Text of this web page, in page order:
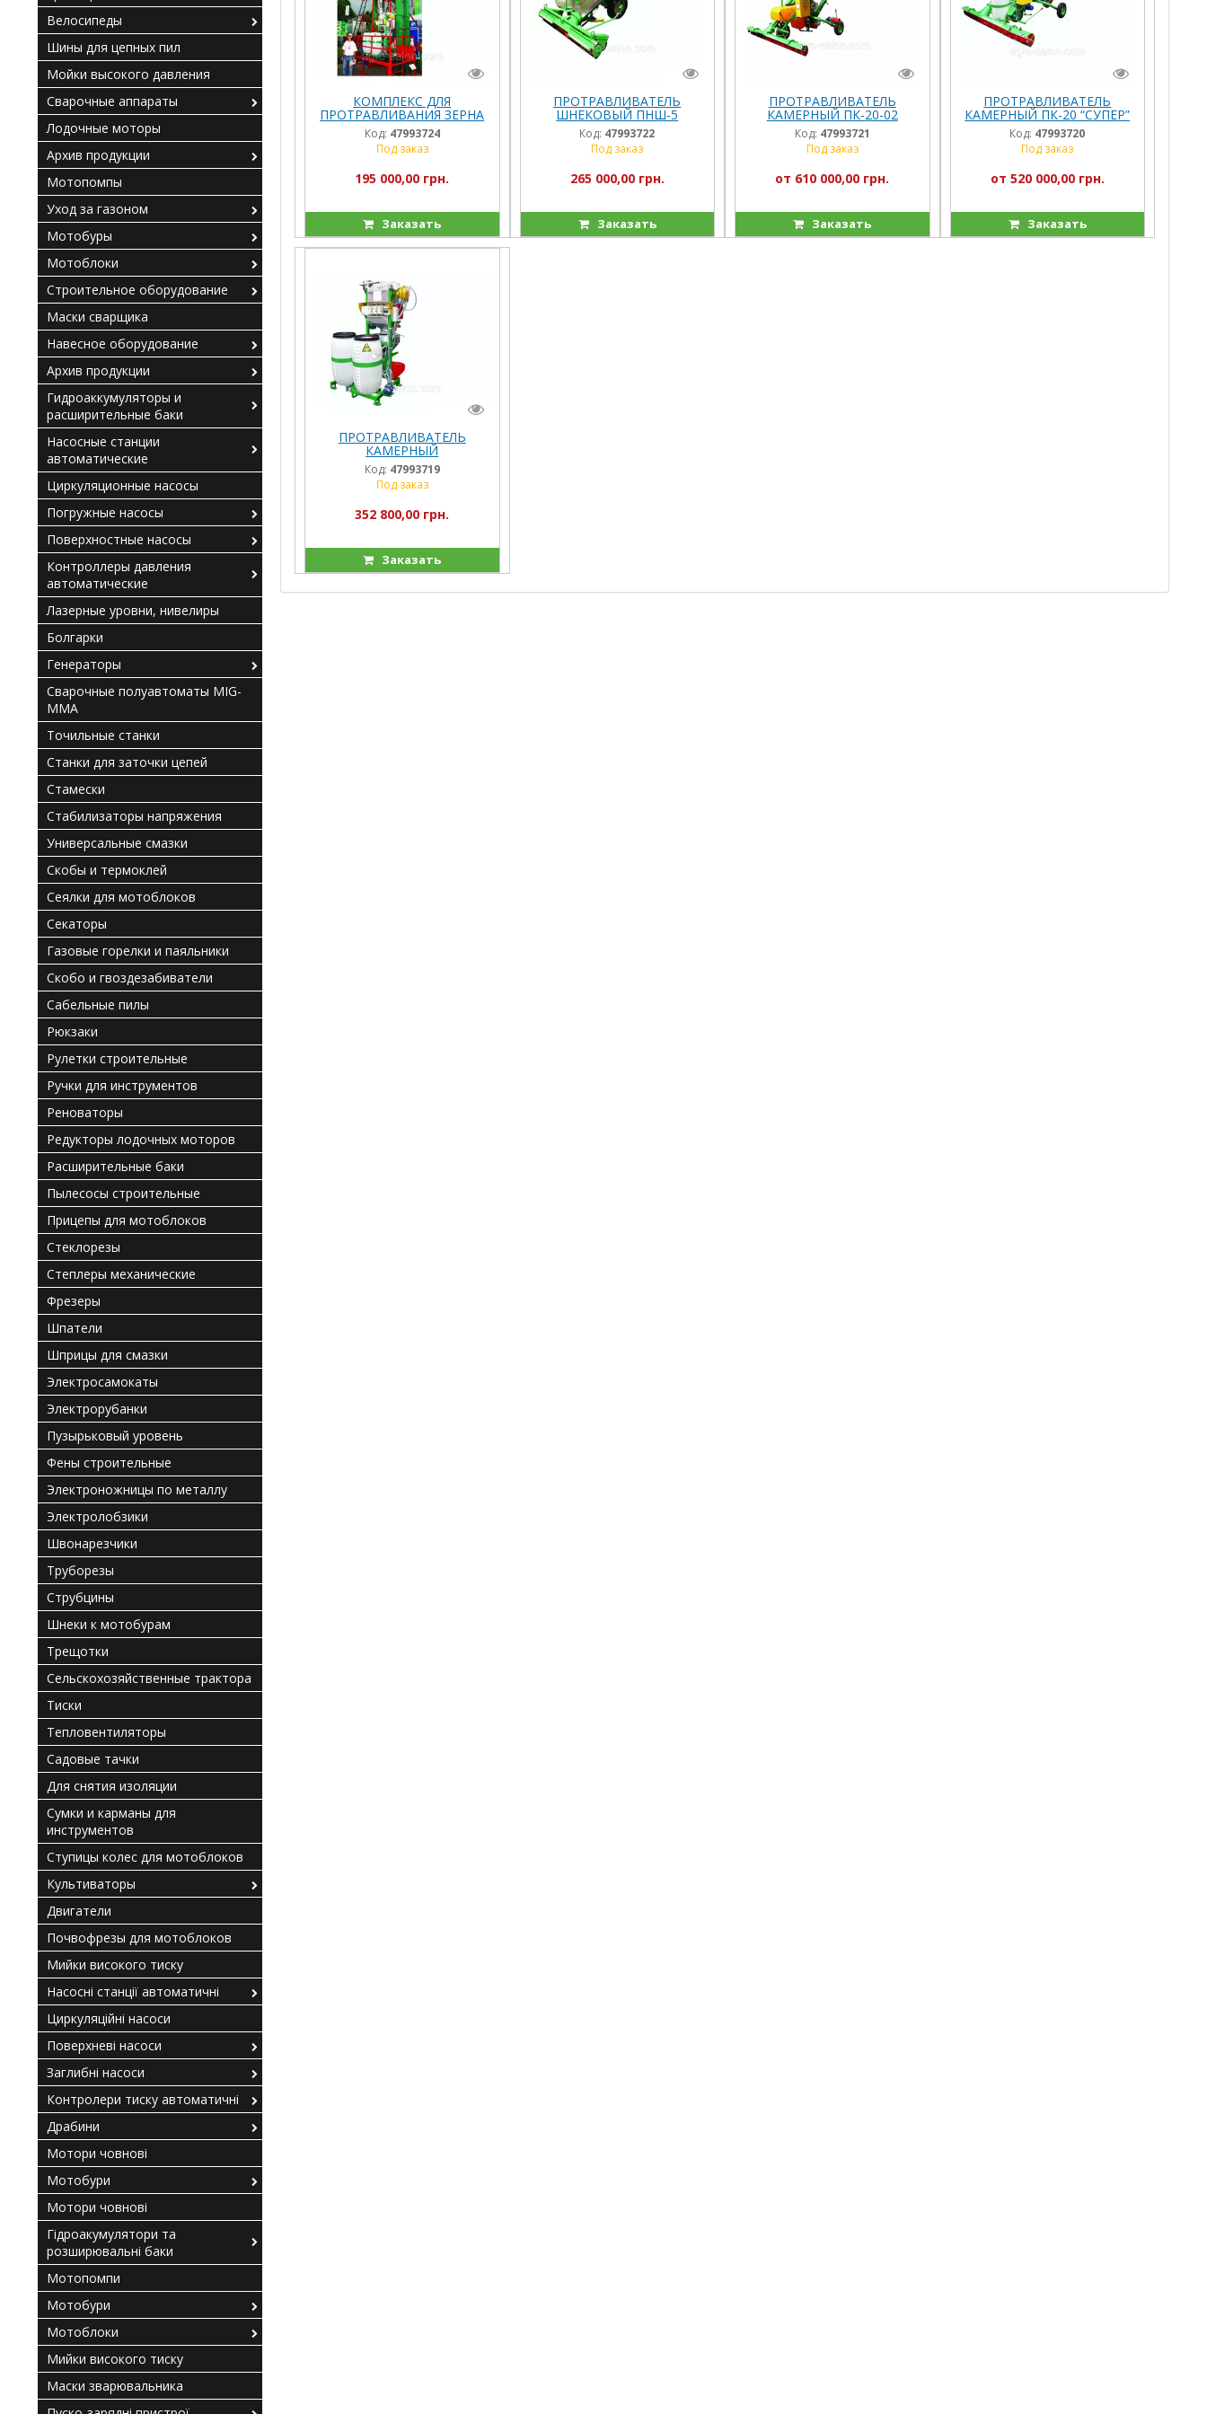
КОМПЛЕКС ДЛЯ
ПРОТРАВЛИВАНИЯ ЗЕРНА
КПС-20
Код: 47993724
Под заказ
195 000,00 грн.
Заказать
ПРОТРАВЛИВАТЕЛЬ
ШНЕКОВЫЙ ПНШ-5
“ГОСПОДАР”
Код: 47993722
Под заказ
265 000,00 грн.
Заказать
ПРОТРАВЛИВАТЕЛЬ
КАМЕРНЫЙ ПК-20-02
“СУПЕР”
Код: 47993721
Под заказ
от 610 000,00 грн.
Заказать
ПРОТРАВЛИВАТЕЛЬ
КАМЕРНЫЙ ПК-20 “СУПЕР”
(П)
Код: 47993720
Под заказ
от 520 000,00 грн.
Заказать
ПРОТРАВЛИВАТЕЛЬ
КАМЕРНЫЙ
СТАЦИОНАРНЫЙ ПКС-20
(П)
Код: 47993719
Под заказ
352 800,00 грн.
Заказать
Велосипеды
Шины для цепных пил
Мойки высокого давления
Сварочные аппараты
Лодочные моторы
Архив продукции
Мотопомпы
Уход за газоном
Мотобуры
Мотоблоки
Строительное оборудование
Маски сварщика
Навесное оборудование
Архив продукции
Гидроаккумуляторы и
расширительные баки
Насосные станции
автоматические
Циркуляционные насосы
Погружные насосы
Поверхностные насосы
Контроллеры давления
автоматические
Лазерные уровни, нивелиры
Болгарки
Генераторы
Сварочные полуавтоматы MIG-
MMA
Точильные станки
Станки для заточки цепей
Стамески
Стабилизаторы напряжения
Универсальные смазки
Скобы и термоклей
Сеялки для мотоблоков
Секаторы
Газовые горелки и паяльники
Скобо и гвоздезабиватели
Сабельные пилы
Рюкзаки
Рулетки строительные
Ручки для инструментов
Реноваторы
Редукторы лодочных моторов
Расширительные баки
Пылесосы строительные
Прицепы для мотоблоков
Стеклорезы
Степлеры механические
Фрезеры
Шпатели
Шприцы для смазки
Электросамокаты
Электрорубанки
Пузырьковый уровень
Фены строительные
Электроножницы по металлу
Электролобзики
Швонарезчики
Труборезы
Струбцины
Шнеки к мотобурам
Трещотки
Сельскохозяйственные трактора
Тиски
Тепловентиляторы
Садовые тачки
Для снятия изоляции
Сумки и карманы для
инструментов
Ступицы колес для мотоблоков
Культиваторы
Двигатели
Почвофрезы для мотоблоков
Мийки високого тиску
Насосні станції автоматичні
Циркуляційні насоси
Поверхневі насоси
Заглибні насоси
Контролери тиску автоматичні
Драбини
Мотори човнові
Мотобури
Мотори човнові
Гідроакумулятори та
розширювальні баки
Мотопомпи
Мотобури
Мотоблоки
Мийки високого тиску
Маски зварювальника